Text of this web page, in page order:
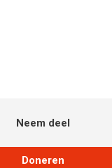
Neem deel
Doneren